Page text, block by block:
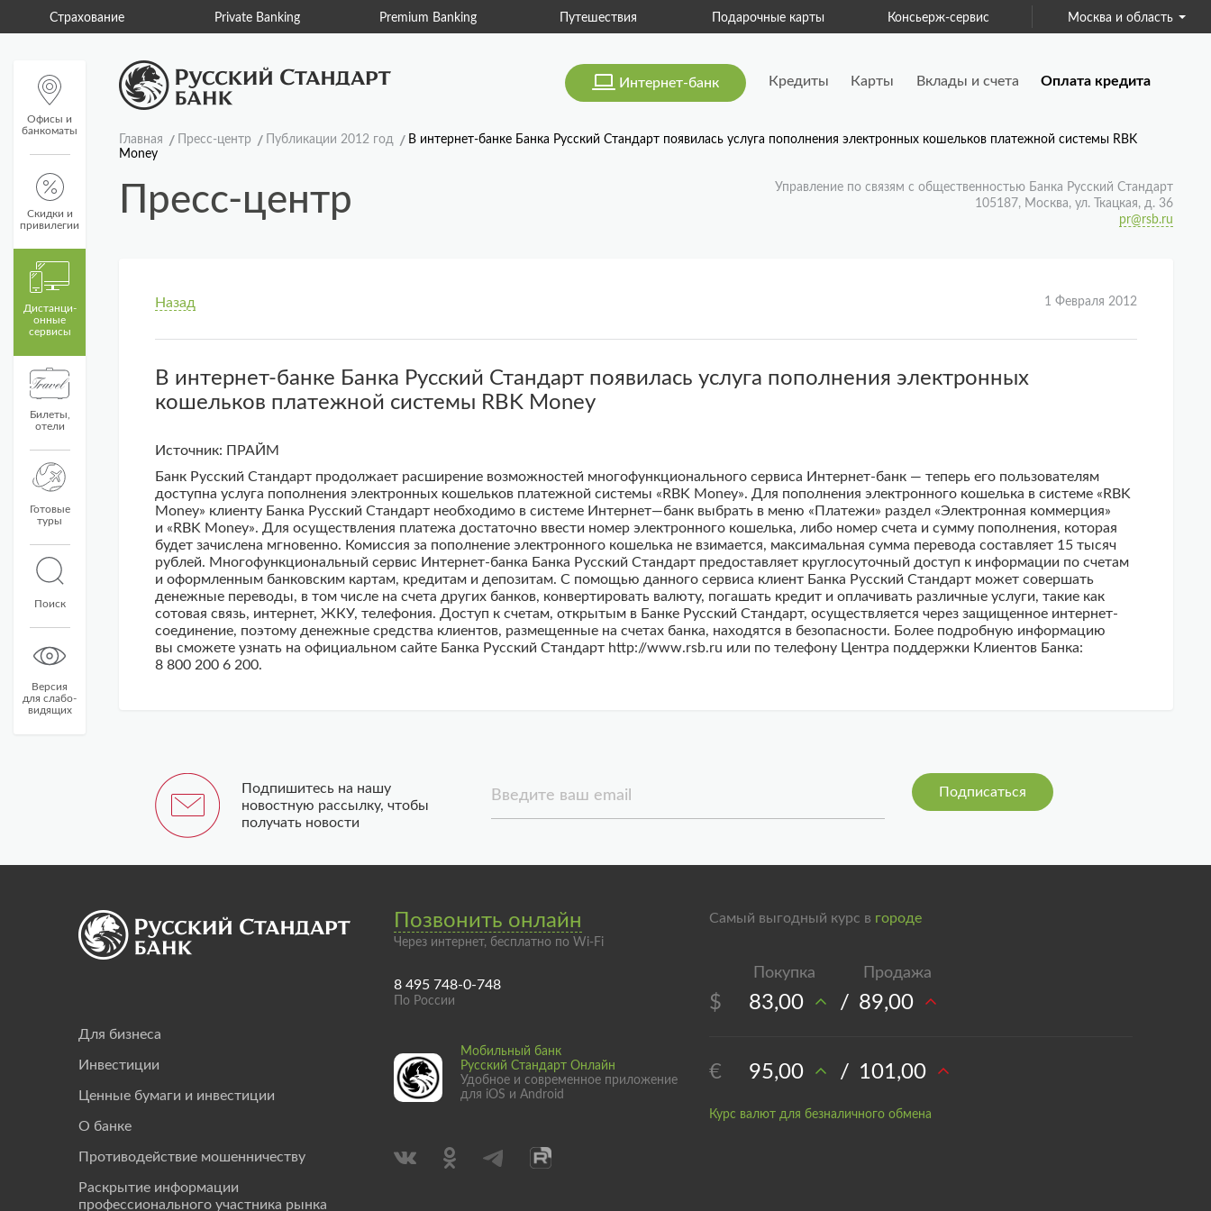
Private Banking Premium Banking Путешествия Подарочные карты Консьерж-сервис Для бизнеса Страхование
Москва и область
Офисы и
банкоматы
Скидки и
привилегии
Дистанци­
онные
сервисы
Билеты,
отели
Готовые
туры
Поиск
Версия
для слабо-
видящих
Интернет-банк Кредиты Карты Вклады и счета Оплата кредита
Главная Пресс-центр Публикации 2012 год
В интернет-банке Банка Русский Стандарт появилась услуга пополнения электронных кошельков платежной системы RBK
Money
Пресс-центр
Управление по связям с общественностью Банка Русский Стандарт
105187, Москва, ул. Ткацкая, д. 36
pr@rsb.ru
Назад 1 Февраля 2012
В интернет-банке Банка Русский Стандарт появилась услуга пополнения электронных
кошельков платежной системы RBK Money
Источник: ПРАЙМ
Банк Русский Стандарт продолжает расширение возможностей многофункционального сервиса Интернет-банк — теперь его пользователям
доступна услуга пополнения электронных кошельков платежной системы «RBK Money». Для пополнения электронного кошелька в системе «RBK
Money» клиенту Банка Русский Стандарт необходимо в системе Интернет—банк выбрать в меню «Платежи» раздел «Электронная коммерция»
и «RBK Money». Для осуществления платежа достаточно ввести номер электронного кошелька, либо номер счета и сумму пополнения, которая
будет зачислена мгновенно. Комиссия за пополнение электронного кошелька не взимается, максимальная сумма перевода составляет 15 тысяч
рублей. Многофункциональный сервис Интернет-банка Банка Русский Стандарт предоставляет круглосуточный доступ к информации по счетам
и оформленным банковским картам, кредитам и депозитам. С помощью данного сервиса клиент Банка Русский Стандарт может совершать
денежные переводы, в том числе на счета других банков, конвертировать валюту, погашать кредит и оплачивать различные услуги, такие как
сотовая связь, интернет, ЖКУ, телефония. Доступ к счетам, открытым в Банке Русский Стандарт, осуществляется через защищенное интернет-
соединение, поэтому денежные средства клиентов, размещенные на счетах банка, находятся в безопасности. Более подробную информацию
вы сможете узнать на официальном сайте Банка Русский Стандарт http://www.rsb.ru или по телефону Центра поддержки Клиентов Банка:
8 800 200 6 200.
Подпишитесь на нашу
новостную рассылку, чтобы
получать новости
Введите ваш email
Позвонить онлайн
Через интернет, бесплатно по Wi-Fi
8 495 748-0-748
По России
Для бизнеса
Инвестиции
Ценные бумаги и инвестиции
О банке
Противодействие мошенничеству
Раскрытие информации
профессионального участника рынка
Мобильный банк
Русский Стандарт Онлайн
Удобное и современное приложение
для iOS и Android
Самый выгодный курс в городе
$ 83,00 / 89,00
€ 95,00 / 101,00
Курс валют для безналичного обмена